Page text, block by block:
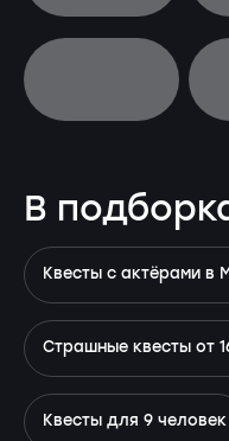
В
Квесты с актёрами в
Страшные квесты от
Квесты для 9 человек